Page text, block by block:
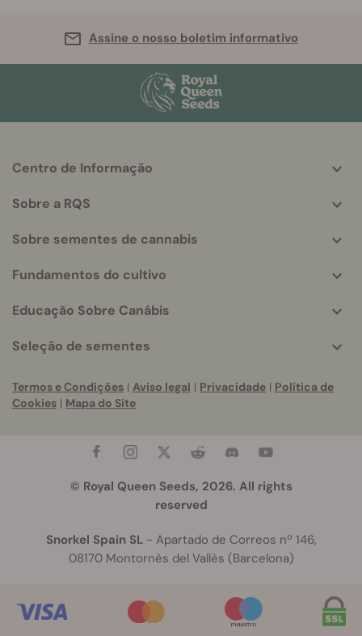
Assine o nosso boletim informativo
info
Centro de Informação
Sobre a RQS
Sobre sementes de cannabis
Fundamentos do cultivo
Educação Sobre Canábis
Seleção de sementes
Termos e Condições | Aviso legal | Privacidade | Política de
Cookies | Mapa do Site
© Royal Queen Seeds, 2026. All rights
reserved
Snorkel Spain SL- Apartado de Correos nº 146,
08170 Montornès del Vallès (Barcelona)